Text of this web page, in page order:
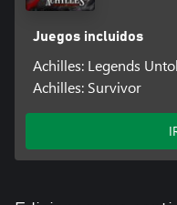
Juegos incluidos
Achilles: Legends
Achilles: Survivor